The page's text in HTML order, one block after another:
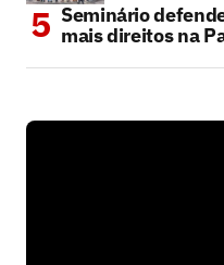
Seminário
mais direitos na